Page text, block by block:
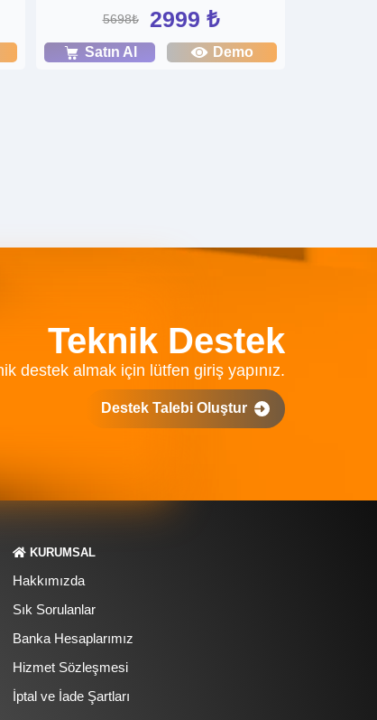
5698₺ 2999 ₺
Satın Al Demo
Teknik Destek
destek almak için lütfen giriş yapınız.
Destek Talebi Oluştur
KURUMSAL
Hakkımızda
Sık Sorulanlar
Banka Hesaplarımız
Hizmet Sözleşmesi
İptal ve İade Şartları